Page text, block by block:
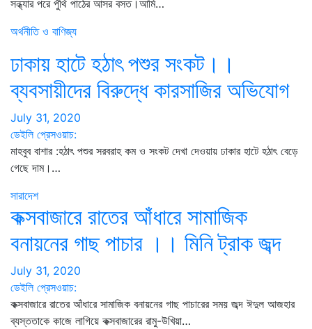
সন্ধ্যার পরে পুঁথি পাঠের আসর বসত।আমি…
অর্থনীতি ও বাণিজ্য
ঢাকায় হাটে হঠাৎ পশুর সংকট।।
ব্যবসায়ীদের বিরুদ্ধে কারসাজির অভিযোগ
July 31, 2020
ডেইলি প্রেসওয়াচ:
মাহবুব বাশার :হঠাৎ পশুর সরবরাহ কম ও সংকট দেখা দেওয়ায় ঢাকার হাটে হঠাৎ বেড়ে
গেছে দাম।…
সারাদেশ
কক্সবাজারে রাতের আঁধারে সামাজিক
বনায়নের গাছ পাচার ।। মিনি ট্রাক জব্দ
July 31, 2020
ডেইলি প্রেসওয়াচ:
কক্সবাজারে রাতের আঁধারে সামাজিক বনায়নের গাছ পাচারের সময় জব্দ ঈদুল আজহার
ব্যস্ততাকে কাজে লাগিয়ে কক্সবাজারের রামু-উখিয়া…